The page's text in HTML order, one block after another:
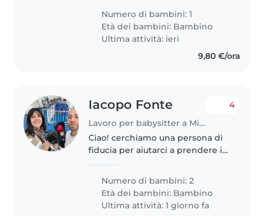
2 anni. È una bimba calma e
affettuosa. Le nostre necessità: -
Orario: Dalle 15:00..
Numero di bambini: 1
Età dei bambini: Bambino
Ultima attività: ieri
9,80 €/ora
Iacopo Fonte
Lavoro per babysitter a Milano
4
Ciao! cerchiamo una persona di
fiducia per aiutarci a prendere i
anni da poco compiuti) e/o stare
con loro a casa nel tardo
pomeriggio/prima serata,..
Numero di bambini: 2
Età dei bambini: Bambino
Ultima attività: 1 giorno fa